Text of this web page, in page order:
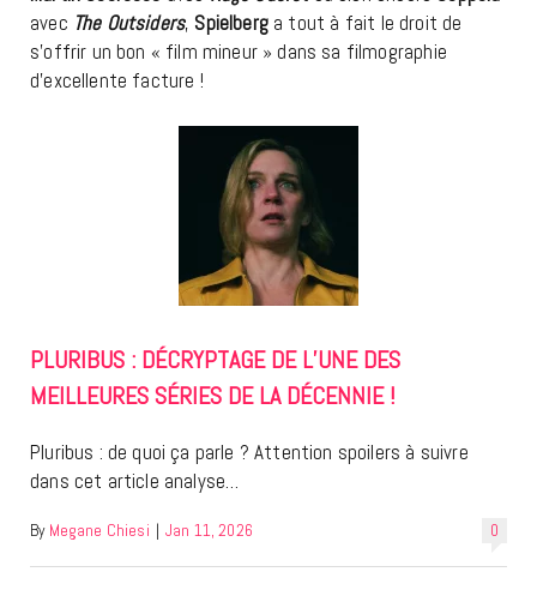
avec The Outsiders, Spielberga tout à fait le droit de
s’offrir un bon « film mineur » dans sa filmographie
d’excellente facture !
PLURIBUS : DÉCRYPTAGE DE L’UNE DES
MEILLEURES SÉRIES DE LA DÉCENNIE !
Pluribus : de quoi ça parle ? Attention spoilers à suivre
dans cet article analyse…
0
By Megane Chiesi Jan 11, 2026